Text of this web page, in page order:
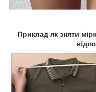
Приклад як зняти